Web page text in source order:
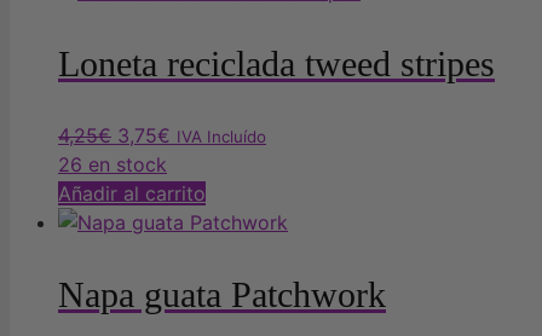
Loneta reciclada tweed stripes
4,25€ El
precio
original
era:
3,75€ El
actual
es:
IVA Incluído
26 en stock
Añadir al carrito
Napa guata Patchwork